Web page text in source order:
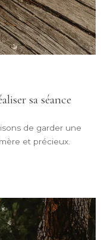
sa séance
de garder une
et précieux.